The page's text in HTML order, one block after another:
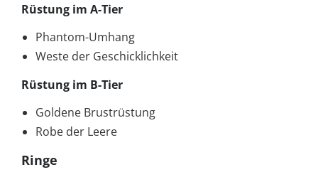
Rüstung im A-Tier
Phantom-Umhang
Weste der Geschicklichkeit
Rüstung im B-Tier
Goldene Brustrüstung
Robe der Leere
Ringe